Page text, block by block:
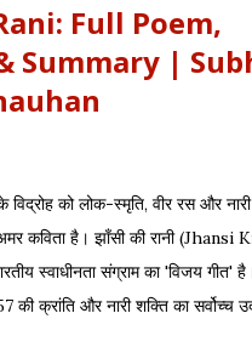
Full Poem,
Summary |
विद्रोह को लोक-स्मृति, वीर रस और
कविता है। झाँसी की रानी
स्वाधीनता संग्राम का 'विजय गीत'
की क्रांति और नारी शक्ति का सर्वोच्च